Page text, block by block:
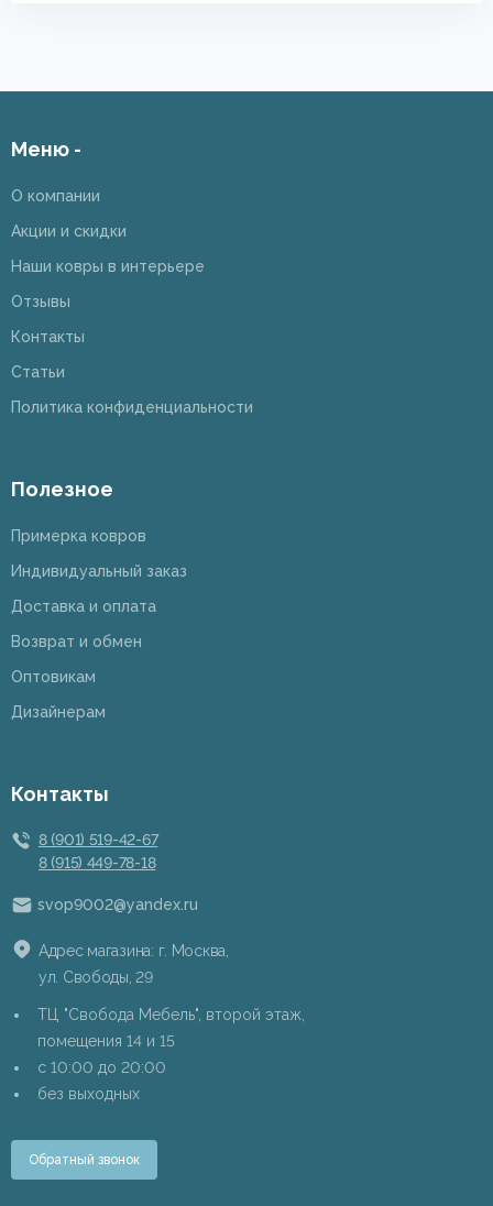
Меню -
О компании
Акции и скидки
Наши ковры в интерьере
Отзывы
Контакты
Статьи
Политика конфиденциальности
Полезное
Примерка ковров
Индивидуальный заказ
Доставка и оплата
Возврат и обмен
Оптовикам
Дизайнерам
Контакты
8 (901) 519-42-67
8 (915) 449-78-18
svop9002@yandex.ru
Адрес магазина: г. Москва,
ул. Свободы, 29
ТЦ "Свобода Мебель", второй этаж,
помещения 14 и 15
c 10:00 до 20:00
без выходных
Обратный звонок